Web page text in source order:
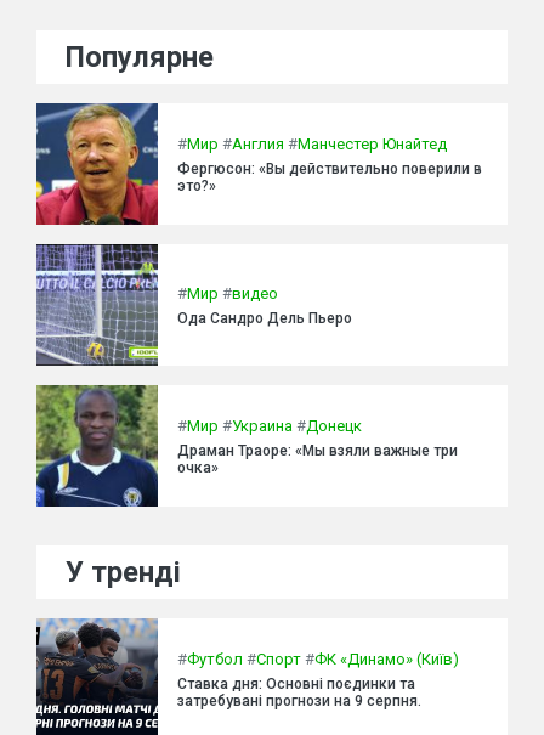
Популярне
#Мир #Англия #Манчестер Юнайтед
Фергюсон: «Вы действительно поверили в
это?»
#Мир #видео
Ода Сандро Дель Пьеро
#Мир #Украина #Донецк
Драман Траоре: «Мы взяли важные три
очка»
У тренді
#Футбол #Спорт #ФК «Динамо» (Київ)
Ставка дня: Основні поєдинки та
затребувані прогнози на 9 серпня.